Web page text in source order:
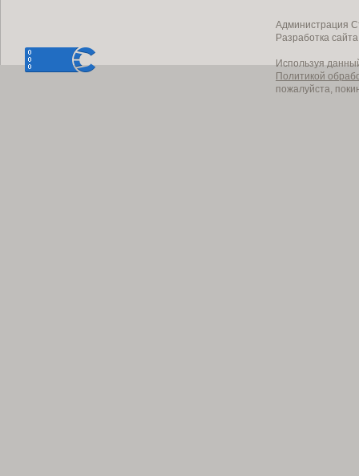
Администрация
Разработка
Используя
Политикой
пожалуйста,